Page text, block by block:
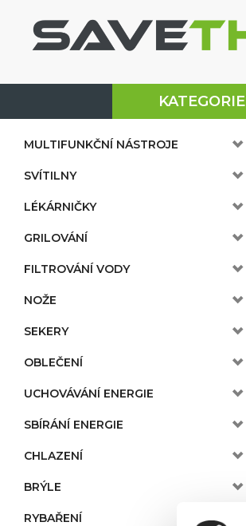
KATEGORIE
MULTIFUNKČNÍ NÁSTROJE
SVÍTILNY
LÉKÁRNIČKY
GRILOVÁNÍ
FILTROVÁNÍ VODY
NOŽE
SEKERY
OBLEČENÍ
UCHOVÁVÁNÍ ENERGIE
SBÍRÁNÍ ENERGIE
CHLAZENÍ
BRÝLE
RYBAŘENÍ